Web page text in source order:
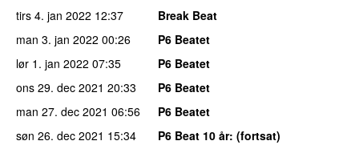
tirs 4. jan 2022 12:37
Break Beat
man 3. jan 2022 00:26
P6 Beatet
lør 1. jan 2022 07:35
P6 Beatet
ons 29. dec 2021 20:33
P6 Beatet
man 27. dec 2021 06:56
P6 Beatet
søn 26. dec 2021 15:34 P6 Beat 10 år: (fortsat)